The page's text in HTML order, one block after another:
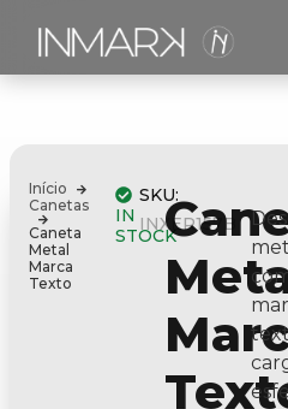
Início
Canetas
Caneta
Metal
Marca
Texto
IN
STOCK
SKU:
INXER157B